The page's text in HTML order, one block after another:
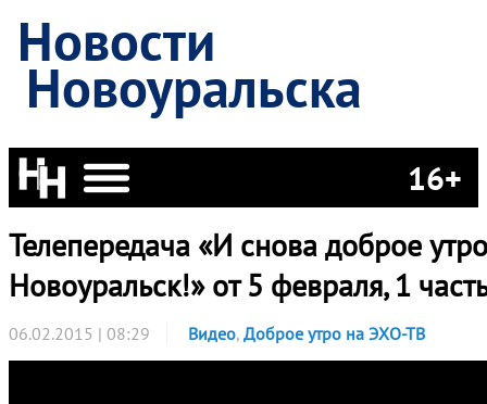
Новости
Новоуральска
16+
Телепередача «И снова доброе
Новоуральск!» от 5 февраля, 1
06.02.2015 | 08:29 Видео, Доброе утро на ЭХО-ТВ